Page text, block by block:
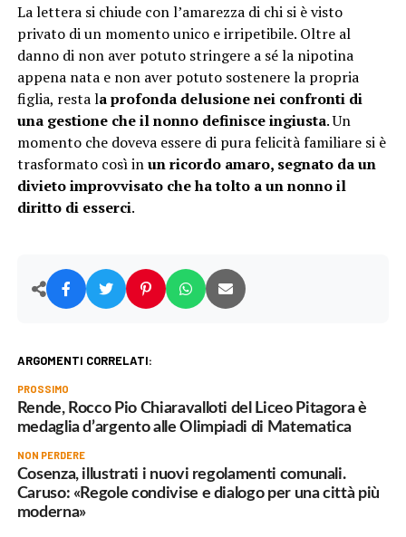
La lettera si chiude con l’amarezza di chi si è visto
privato di un momento unico e irripetibile. Oltre al
danno di non aver potuto stringere a sé la nipotina
appena nata e non aver potuto sostenere la propria
figlia, resta la profonda delusione nei confronti di
una gestione che il nonno definisce ingiusta. Un
momento che doveva essere di pura felicità familiare si è
trasformato così inun ricordo amaro, segnato da un
divieto improvvisato che ha tolto a un nonno il
diritto di esserci.
ARGOMENTI CORRELATI:
PROSSIMO
Rende, Rocco Pio Chiaravalloti del Liceo Pitagora è
medaglia d’argento alle Olimpiadi di Matematica
NON PERDERE
Cosenza, illustrati i nuovi regolamenti comunali.
Caruso: «Regole condivise e dialogo per una città più
moderna»